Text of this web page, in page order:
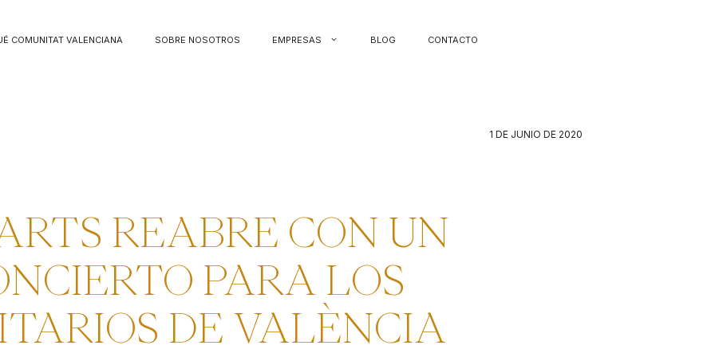
COMUNITAT VALENCIANA SOBRE NOSOTROS EMPRESAS BLOG CONTACTO
1 DE JUNIO DE 2020
REABRE CON UN
PARA LOS
DE VALÈNCIA